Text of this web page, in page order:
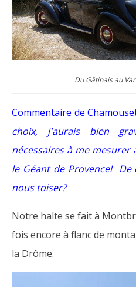
Du Gâtinais au
Commentaire de
choix, j'aurais bien
nécessaires à me mesurer
le Géant de Provence!
nous toiser?
Notre halte se fait à
fois encore à flanc de
la Drôme.